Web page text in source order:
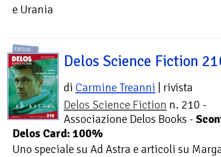
e Urania
EBOOK
Delos Science Fiction
di Carmine Treanni | rivista
Delos Science Fiction n. 210 -
Associazione Delos Books -
Delos Card: 100%
Uno speciale su Ad Astra e articoli su